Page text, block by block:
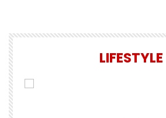
LIFESTYLE